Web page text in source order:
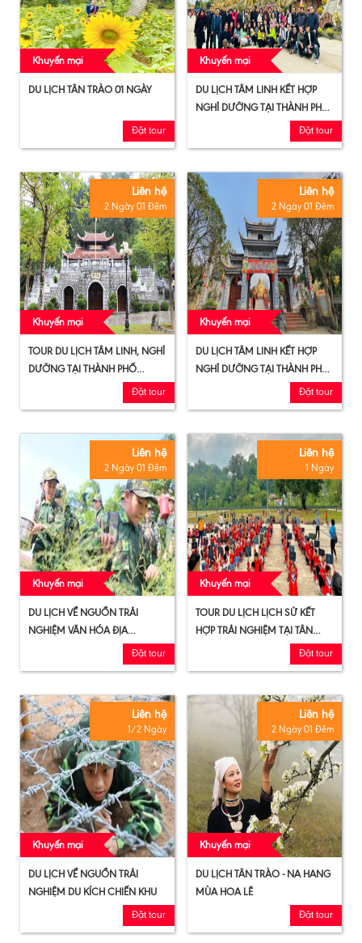
Khuyến mại
DU LỊCH TÂN TRÀO 01 NGÀY
Đặt tour
Khuyến mại
DU LỊCH TÂM LINH KẾT HỢP
NGHỈ DƯỠNG TẠI THÀNH PHỐ
TUYÊN QUANG 01 NGÀYĐặt tour
Khuyến mại
Liên hệ
2 Ngày 01 Đêm
TOUR DU LỊCH TÂM LINH, NGHỈ
DƯỠNG TẠI THÀNH PHỐ
KHOÁNG MỸ LÂM- KHU DU
Đặt tour
Khuyến mại
Liên hệ
2 Ngày 01 Đêm
DU LỊCH TÂM LINH KẾT HỢP
NGHỈ DƯỠNG TẠI THÀNH PHỐ
TUYÊN QUANG - KHU DU LỊCH
Đặt tour
Khuyến mại
Liên hệ
2 Ngày 01 Đêm
DU LỊCH VỀ NGUỒN TRẢI
NGHIỆM VĂN HÓA ĐỊA
PHƯƠNG DÀNH CHO HỌCĐặt tour
Khuyến mại
Liên hệ
1 Ngày
TOUR DU LỊCH LỊCH SỬ KẾT
HỢP TRẢI NGHIỆM TẠI TÂN
Đặt tour
Khuyến mại
Liên hệ
1/2 Ngày
DU LỊCH VỀ NGUỒN TRẢI
NGHIỆM DU KÍCH CHIẾN KHU
Đặt tour
Khuyến mại
Liên hệ
2 Ngày 01 Đêm
DU LỊCH TÂN TRÀO - NA HANG
MÙA HOA LÊ
Đặt tour